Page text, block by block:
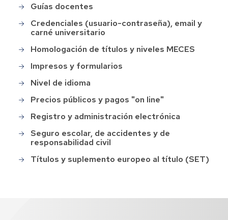
Guías docentes
Credenciales (usuario-contraseña), email y
carné universitario
Homologación de títulos y niveles MECES
Impresos y formularios
Nivel de idioma
Precios públicos y pagos "on line"
Registro y administración electrónica
Seguro escolar, de accidentes y de
responsabilidad civil
Títulos y suplemento europeo al título (SET)